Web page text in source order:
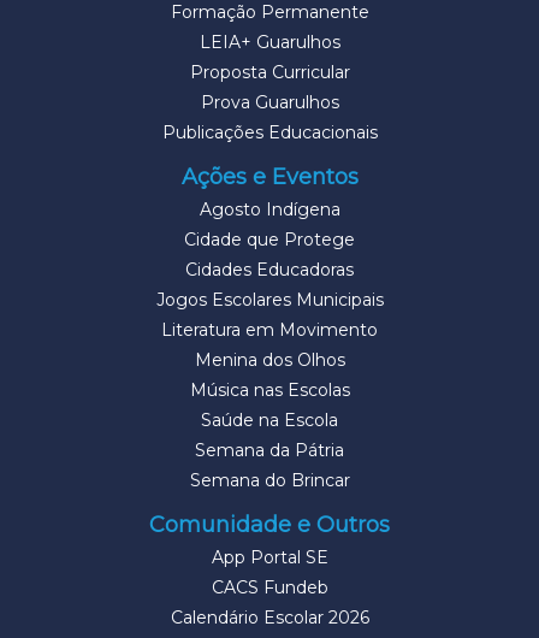
Formação Permanente
LEIA+ Guarulhos
Proposta Curricular
Prova Guarulhos
Publicações Educacionais
Ações e Eventos
Agosto Indígena
Cidade que Protege
Cidades Educadoras
Jogos Escolares Municipais
Literatura em Movimento
Menina dos Olhos
Música nas Escolas
Saúde na Escola
Semana da Pátria
Semana do Brincar
Comunidade e Outros
App Portal SE
CACS Fundeb
Calendário Escolar 2026